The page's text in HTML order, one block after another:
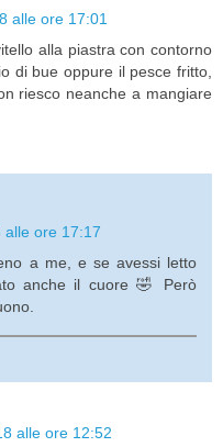
alle ore 17:01
alla piastra con contorno
di bue oppure il pesce fritto,
riesco neanche a mangiare
alle ore 17:17
a me, e se avessi letto
anche il cuore 🤣 Però
alle ore 12:52